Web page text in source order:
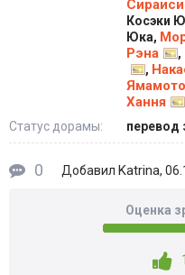
Косэки
Юка,
Рэна
,
,
Хання
Статус дорамы: перевод
0 Добавил Katrina,
Оценка